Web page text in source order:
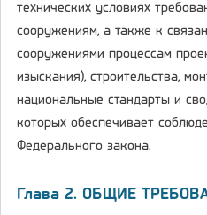
технических условиях
сооружениям, а также к
сооружениями процессам
изыскания), строительства,
национальные стандарты и
которых обеспечивает
Федерального закона.
Глава 2. ОБЩИЕ